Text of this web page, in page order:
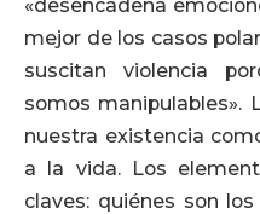
«desencadena
mejor de los casos
suscitan violencia
somos manipulables».
nuestra existencia
a la vida. Los
claves: quiénes son